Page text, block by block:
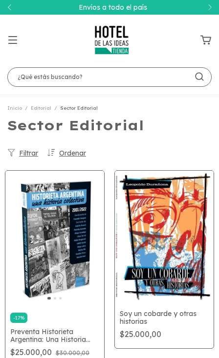
Envíos a todo el país
Inicio / Editorial / Sector Editorial
Sector Editorial
Ordenar
Filtrar
-17%
Preventa Historieta
Argentina: Una Historia
Colectiva
$25.000,00 $30.000,00
Soy un cobarde y otras
historias
$25.000,00